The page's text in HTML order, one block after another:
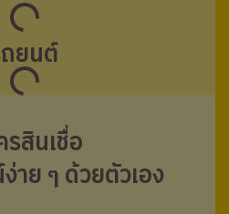
ยนต์
สินเชื่อ
าย ๆ ด้วยตัวเอง